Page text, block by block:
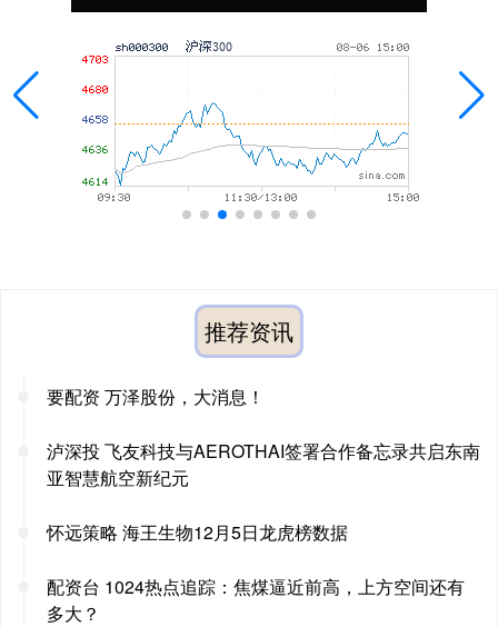
推荐资讯
要配资 万泽股份，大消息！
泸深投 飞友科技与AEROTHAI签署合作备忘录共启东南
亚智慧航空新纪元
怀远策略 海王生物12月5日龙虎榜数据
配资台 1024热点追踪：焦煤逼近前高，上方空间还有
多大？